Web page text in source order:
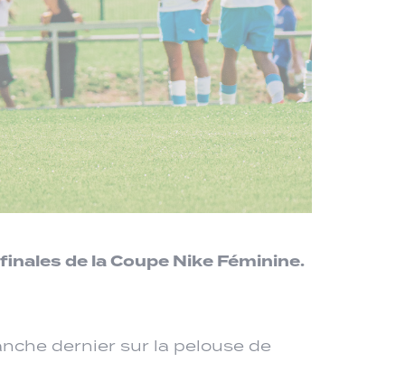
de la Coupe Nike Féminine.
dernier sur la pelouse de